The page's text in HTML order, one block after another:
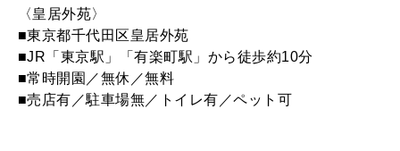
〈皇居外苑〉
■東京都千代田区皇居外苑
■JR「東京駅」「有楽町駅」から徒歩約10分
■常時開園／無休／無料
■売店有／駐車場無／トイレ有／ペット可